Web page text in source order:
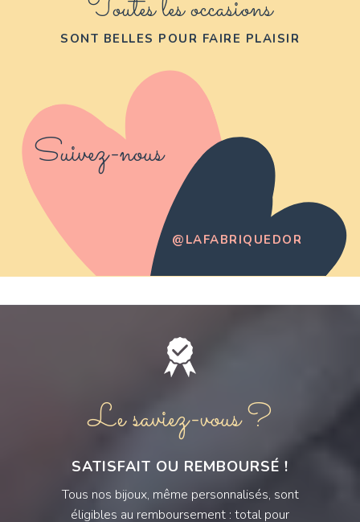
Toutes les occasions
SONT BELLES POUR FAIRE PLAISIR
Suivez-nous
@LAFABRIQUEDOR
Le saviez-vous ?
SATISFAIT OU REMBOURSÉ !
Tous nos bijoux, même personnalisés, sont
éligibles au remboursement : total pour